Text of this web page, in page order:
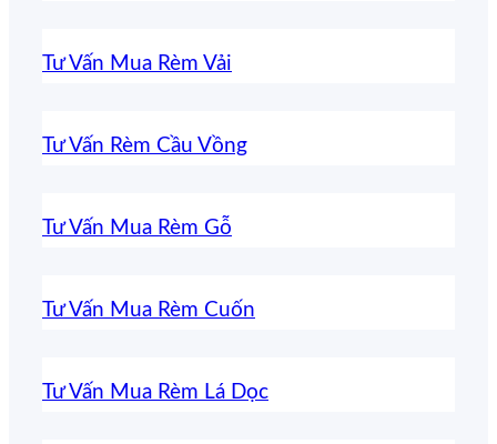
Tư Vấn Mua Rèm Vải
Tư Vấn Rèm Cầu Vồng
Tư Vấn Mua Rèm Gỗ
Tư Vấn Mua Rèm Cuốn
Tư Vấn Mua Rèm Lá Dọc